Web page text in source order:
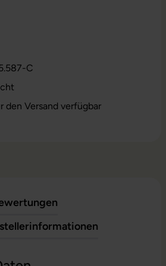
nicht verfügbar.)
C
den Versand verfügbar